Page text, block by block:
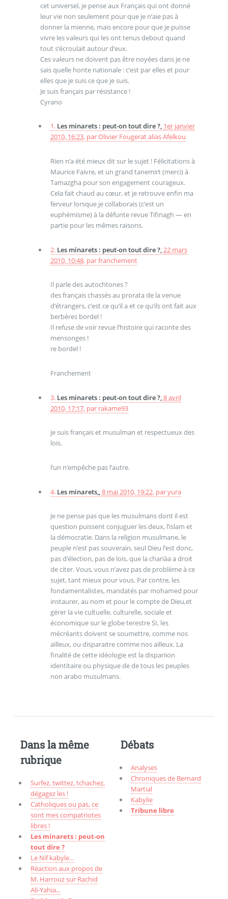
cet universel, je pense aux Français qui ont donné
leur vie non seulement pour que je n’aie pas à
donner la mienne, mais encore pour que je puisse
vivre les valeurs qui les ont tenus debout quand
tout s’écroulait autour d’eux.
Ces valeurs ne doivent pas être noyées dans je ne
sais quelle honte nationale : c’est par elles et pour
elles que je suis ce que je suis.
Je suis français par résistance !
Cyrano
1. Les minarets : peut-on tout dire ?, 1er janvier
2010, 16:23, parOlivier Fougerat alias Afelkou
Rien n’a été mieux dit sur le sujet ! Félicitations à
Maurice Faivre, et un grand tanemirt (merci) à
Tamazgha pour son engagement courageux.
Cela fait chaud au cœur, et je retrouve enfin ma
ferveur lorsque je collaborais (c’est un
euphémisme) à la défunte revue Tifinagh — en
partie pour les mêmes raisons.
2. Les minarets : peut-on tout dire ?,22 mars
2010, 10:48, parfranchement
Il parle des autochtones ?
des français chassés au prorata de la venue
d’étrangers, c’est ce qu’il a et ce qu’ils ont fait aux
berbères bordel !
Il refuse de voir revue l’histoire qui raconte des
mensonges !
re bordel !
Franchement
3. Les minarets : peut-on tout dire ?, 8 avril
2010, 17:17, par rakame93
je suis français et musulman et respectueux des
lois.
l’un n’empêche pas l’autre.
4. Les minarets,, 8 mai 2010, 19:22, paryura
Je ne pense pas que les musulmans dont il est
question puissent conjuguer les deux, l’islam et
la démocratie. Dans la religion musulmane, le
peuple n’est pas souverain, seul Dieu l’est donc,
pas d’élection, pas de lois, que la chariàa a droit
de citer. Vous, vous n’avez pas de problème à ce
sujet, tant mieux pour vous. Par contre, les
fondamentalistes, mandatés par mohamed pour
instaurer, au nom et pour le compte de Dieu,et
gérer la vie cultuelle, culturelle, sociale et
économique sur le globe terestre SI, les
mécréants doivent se soumettre, comme nos
ailleux, ou disparaitre comme nos ailleux. La
finalité de cette idéologie est la dispariion
identitaire ou physique de de tous les peuples
non arabo musulmans.
Dans la même
rubrique
Surfez, twittez, tchachez,
dégagez les !
Catholiques ou pas, ce
sont mes compatriotes
libres !
Les minarets : peut-on
tout dire ?
Le Nif kabyle…
Réaction aux propos de
M. Harrouz sur Rachid
Ali-Yahia...
Débats
Analyses
Chroniques de Bernard
Martial
Kabylie
Tribune libre